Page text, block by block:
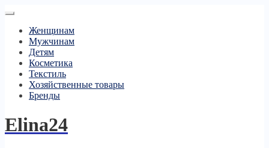
Женщинам
Мужчинам
Детям
Косметика
Текстиль
Хозяйственные товары
Бренды
Elina24